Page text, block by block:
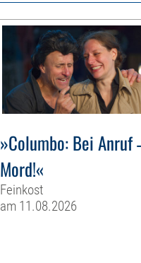
»Columbo: Bei Anruf
Mord!«
Feinkost
am 11.08.2026